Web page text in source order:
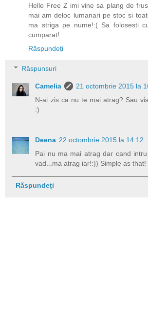
Hello Free Z imi vine sa plang de
mai am deloc lumanari pe stoc si
ma striga pe nume!:( Sa folosesti
cumparat!
Răspundeți
Răspunsuri
Camelia
21 octombrie 2015 la
N-ai zis ca nu te mai atrag? Sau
:)
Deena 22 octombrie 2015 la 14:12
Pai nu ma mai atrag dar cand
vad...ma atrag iar!:)) Simple as that!
Răspundeți